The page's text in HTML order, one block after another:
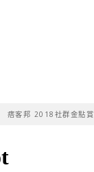
痞客邦 2018社群金點賞